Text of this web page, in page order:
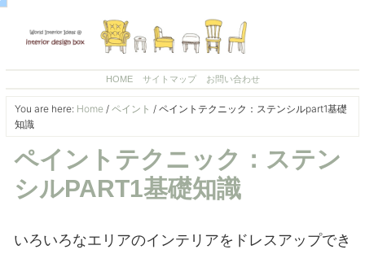
HOME サイトマップ お問い合わせ
You are here: Home / ペイント /ペイントテクニック：ステンシルpart1基礎
知識
ペイントテクニック：ステン
シルPART1基礎知識
いろいろなエリアのインテリアをドレスアップでき